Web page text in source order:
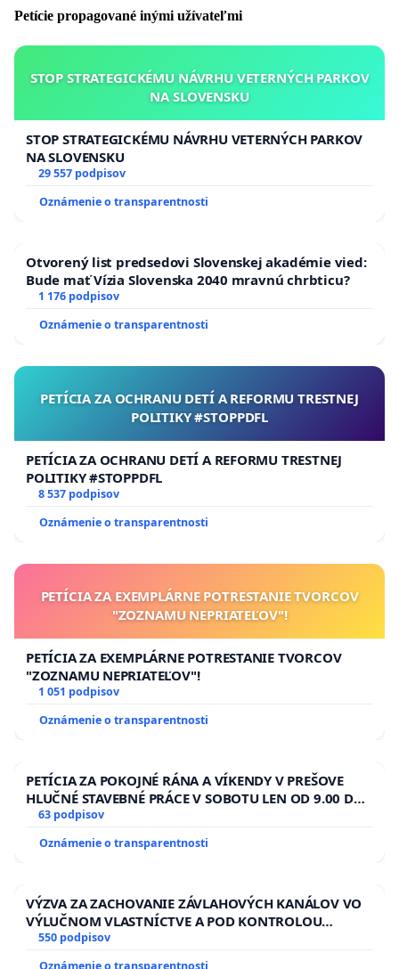
Petície propagované inými užívateľmi
STOP STRATEGICKÉMU NÁVRHU VETERNÝCH PARKOV
NA SLOVENSKU
STOP STRATEGICKÉMU NÁVRHU VETERNÝCH PARKOV
NA SLOVENSKU
29 557 podpisov
Oznámenie o transparentnosti
Otvorený list predsedovi Slovenskej akadémie vied:
Bude mať Vízia Slovenska 2040 mravnú chrbticu?
1 176 podpisov
Oznámenie o transparentnosti
PETÍCIA ZA OCHRANU DETÍ A REFORMU TRESTNEJ
POLITIKY #STOPPDFL
PETÍCIA ZA OCHRANU DETÍ A REFORMU TRESTNEJ
POLITIKY #STOPPDFL
8 537 podpisov
Oznámenie o transparentnosti
PETÍCIA ZA EXEMPLÁRNE POTRESTANIE TVORCOV
"ZOZNAMU NEPRIATEĽOV"!
PETÍCIA ZA EXEMPLÁRNE POTRESTANIE TVORCOV
"ZOZNAMU NEPRIATEĽOV"!
1 051 podpisov
Oznámenie o transparentnosti
PETÍCIA ZA POKOJNÉ RÁNA A VÍKENDY V PREŠOVE
HLUČNÉ STAVEBNÉ PRÁCE V SOBOTU LEN OD 9.00 DO
13.00 HOD., CEZ PRACOVNÝ TÝŽDEŇ CIEĽ 8.00 – 18.00
HOD. A PRAVIDELNÁ KONTROLA STAVBY C-AREA NA
ĎUMBIERSKEJ/MAGU
63 podpisov
Oznámenie o transparentnosti
VÝZVA ZA ZACHOVANIE ZÁVLAHOVÝCH KANÁLOV VO
VÝLUČNOM VLASTNÍCTVE A POD KONTROLOU
SLOVENSKEJ REPUBLIKY & žiadosť na riešenie
zanedbaného stavu závlahových a odvodňovacích
550 podpisov